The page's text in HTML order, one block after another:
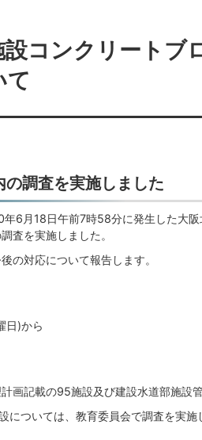
コンクリートブ
て
の調査を実施しました
6月18日午前7時58分に発生した大
査を実施しました。
の対応について報告します。
日)から
画記載の95施設及び建設水道部施設
ついては、教育委員会で調査を実施